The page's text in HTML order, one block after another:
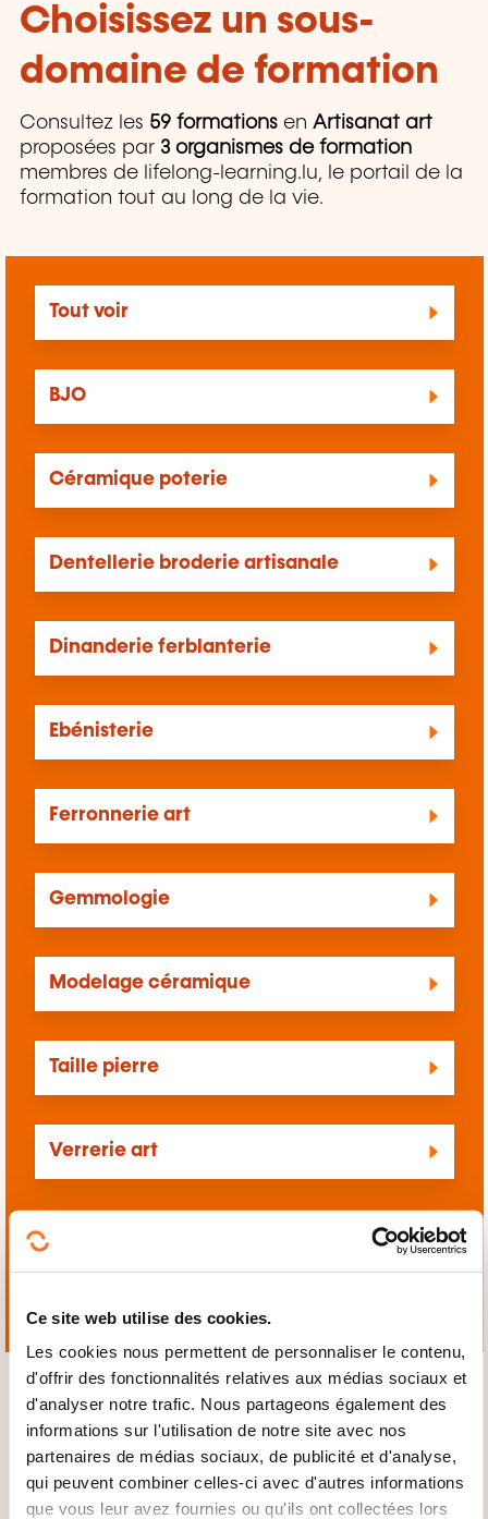
Ce site web utilise des cookies.
Les cookies nous permettent de personnaliser le contenu,
d'offrir des fonctionnalités relatives aux médias sociaux et
d'analyser notre trafic. Nous partageons également des
informations sur l'utilisation de notre site avec nos
partenaires de médias sociaux, de publicité et d'analyse,
qui peuvent combiner celles-ci avec d'autres informations
que vous leur avez fournies ou qu'ils ont collectées lors
Choisissez un sous-
domaine de formation
Consultez les 59 formations en Artisanat art
proposées par 3 organismes de formation
membres de lifelong-learning.lu, le portail de la
formation tout au long de la vie.
Tout voir
BJO
Céramique poterie
Dentellerie broderie artisanale
Dinanderie ferblanterie
Ebénisterie
Ferronnerie art
Gemmologie
Modelage céramique
Taille pierre
Verrerie art
Ces autres formations pourrait aussi vous
intéresser:
Art
Cliquez ici pour